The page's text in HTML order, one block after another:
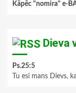
Kāpēc "nomira" e-
Dieva
Ps.25:5
Tu esi mans Dievs,